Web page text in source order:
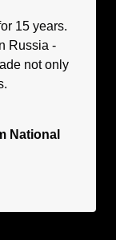
15 years.
Russia -
not only
National